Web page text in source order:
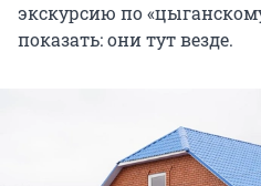
экскурсию по
показать: они тут везде.